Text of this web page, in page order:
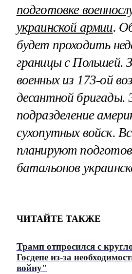
подготовке
украинской армии.
будет проходить
границы с Польшей.
военных из 173-ой
десантной бригады.
подразделение
сухопутных войск.
планируют
батальонов
ЧИТАЙТЕ ТАКЖЕ
Трамп отпросился с
Госдепе из-за
войну"